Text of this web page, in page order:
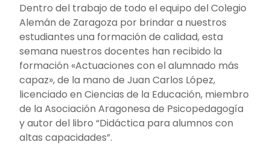
Dentro del trabajo de todo el equipo del Colegio
Alemán de Zaragoza por brindar a nuestros
estudiantes una formación de calidad, esta
semana nuestros docentes han recibido la
formación «Actuaciones con el alumnado más
capaz», de la mano de Juan Carlos López,
licenciado en Ciencias de la Educación, miembro
de la Asociación Aragonesa de Psicopedagogía
y autor del libro “Didáctica para alumnos con
altas capacidades”.